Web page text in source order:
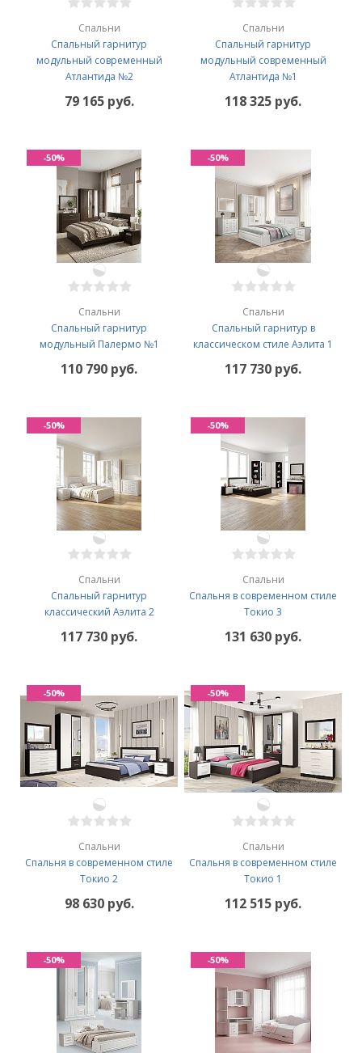
Спальни
Спальный гарнитур
модульный современный
Атлантида №2
79 165 руб.
Спальни
Спальный гарнитур
модульный современный
Атлантида №1
118 325 руб.
Спальни
Спальный гарнитур
модульный Палермо №1
110 790 руб.
-50%
Спальни
Спальный гарнитур в
классическом стиле Аэлита 1
117 730 руб.
-50%
Спальни
Спальный гарнитур
классический Аэлита 2
117 730 руб.
-50%
Спальни
Спальня в современном стиле
Токио 3
131 630 руб.
-50%
Спальни
Спальня в современном стиле
Токио 2
98 630 руб.
-50%
Спальни
Спальня в современном стиле
Токио 1
112 515 руб.
-50%
-50% -50%